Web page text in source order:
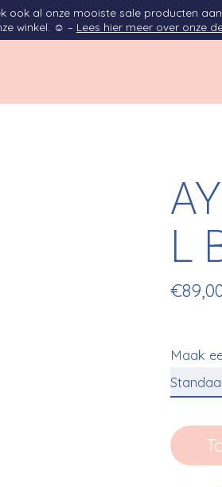
ook al onze mooiste sale producten
winkel. ☺ – Lees hier meer over onze
L
Maak